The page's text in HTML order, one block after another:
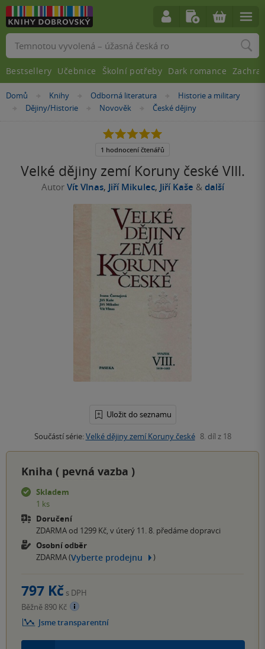
Nacházíte
Domů »Knihy »
Odborná literatura »Historie a military
»
Dějiny/Historie »
Novověk »
České dějiny
Velké dějiny zemí Koruny české VIII.
Autor Vít Vlnas, Jiří Mikulec, Jiří Kaše & další
Uložit do seznamu
Součástí série:Velké dějiny zemí Koruny české 8. díl z 18
5.0
5
1 hodnocení čtenářů
Kniha ( pevná vazba )
Skladem
1 ks
Doručení
ZDARMA od 1299 Kč, v úterý 11. 8. předáme dopravci
Osobní odběr
ZDARMA (Vyberte prodejnu )
797 Kč s DPH
Běžně 890 Kč
Jsme transparentní
Vyhledávání
Bestsellery Učebnice Školní potřeby Dark romance